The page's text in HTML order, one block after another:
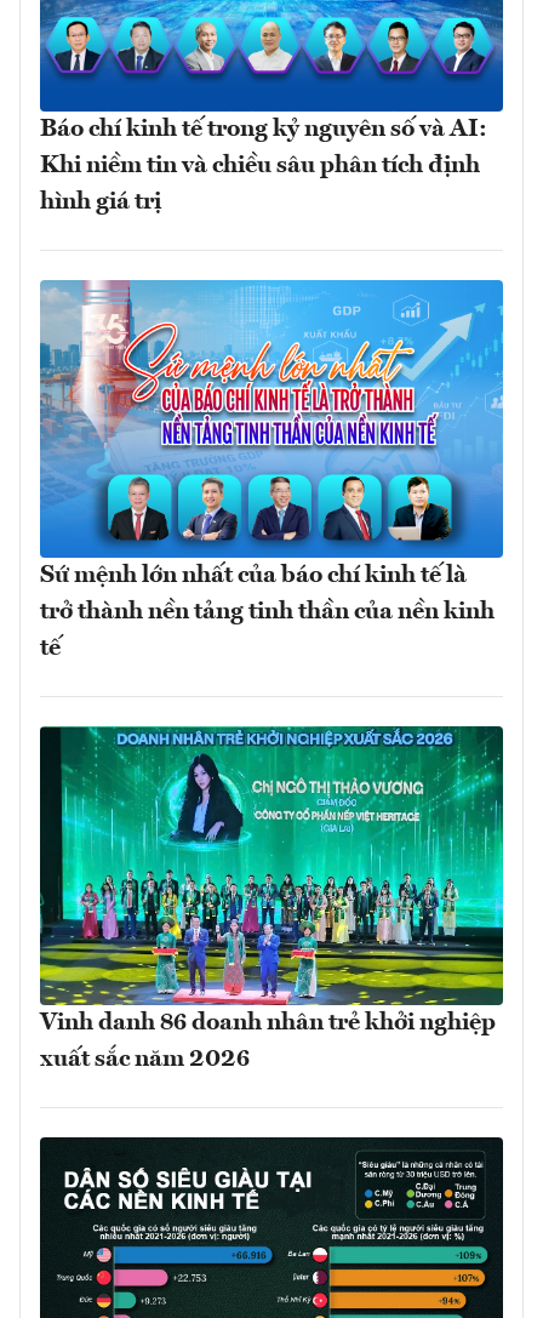
Báo chí kinh tế trong kỷ nguyên số và AI:
Khi niềm tin và chiều sâu phân tích định
hình giá trị
Sứ mệnh lớn nhất của báo chí kinh tế là
trở thành nền tảng tinh thần của nền kinh
tế
Vinh danh 86 doanh nhân trẻ khởi nghiệp
xuất sắc năm 2026